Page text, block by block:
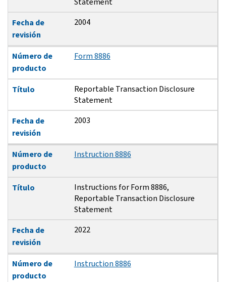
Fecha de
revisión
2004
Número de
producto
Form 8886
Título
Reportable Transaction Disclosure
Statement
Fecha de
revisión
2003
Número de
producto
Instruction 8886
Título
Instructions for Form 8886,
Reportable Transaction Disclosure
Statement
Fecha de
revisión
2022
Número de
producto
Instruction 8886